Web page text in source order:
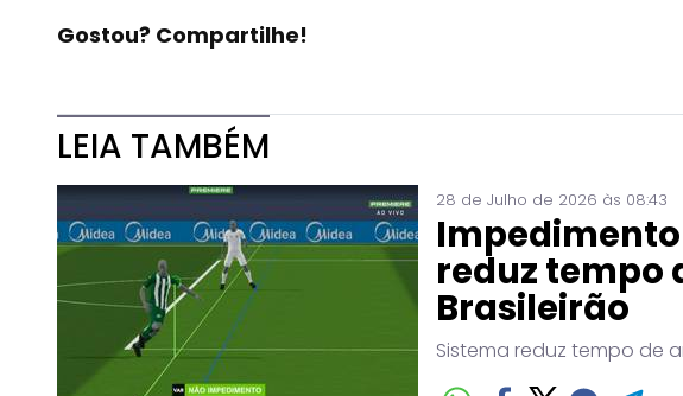
Gostou? Compartilhe!
LEIA TAMBÉM
28 de Julho de 2026 às 08:43
reduz tempo
Brasileirão
Sistema reduz tempo de